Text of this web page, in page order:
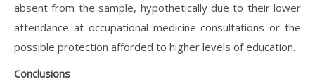
absent from the sample, hypothetically due to their lower
attendance at occupational medicine consultations or the
possible protection afforded to higher levels of education.
Conclusions